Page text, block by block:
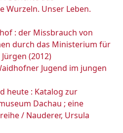
Wurzeln. Unser Leben.
: der Missbrauch von
durch das Ministerium für
(2012)
Jugend im jungen
heute : Katalog zur
Dachau ; eine
/ Nauderer, Ursula